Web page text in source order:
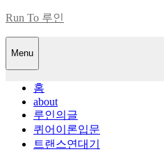
Skip
content
Run To 루인
Menu
홈
about
루인의글
퀴어이론입문
트랜스연대기